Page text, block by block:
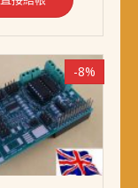
-8%